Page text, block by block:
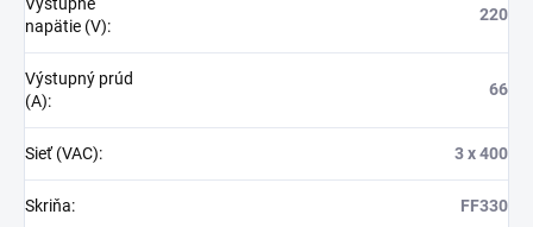
Výstupné
napätie (V):
220
Výstupný prúd
(A):
66
Sieť (VAC): 3 x 400
Skriňa: FF330